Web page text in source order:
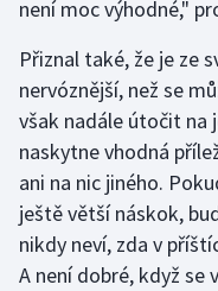
Rychlostní kanoistika
Short track
Sportovní střelba
Stolní tenis
není moc výhodné,"
Přiznal také, že je ze
nervóznější, než se
však nadále útočit na
naskytne vhodná
ani na nic jiného.
ještě větší náskok,
nikdy neví, zda v
A není dobré, když